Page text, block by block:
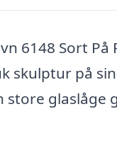
6148 Sort
skulptur på
store glaslåge